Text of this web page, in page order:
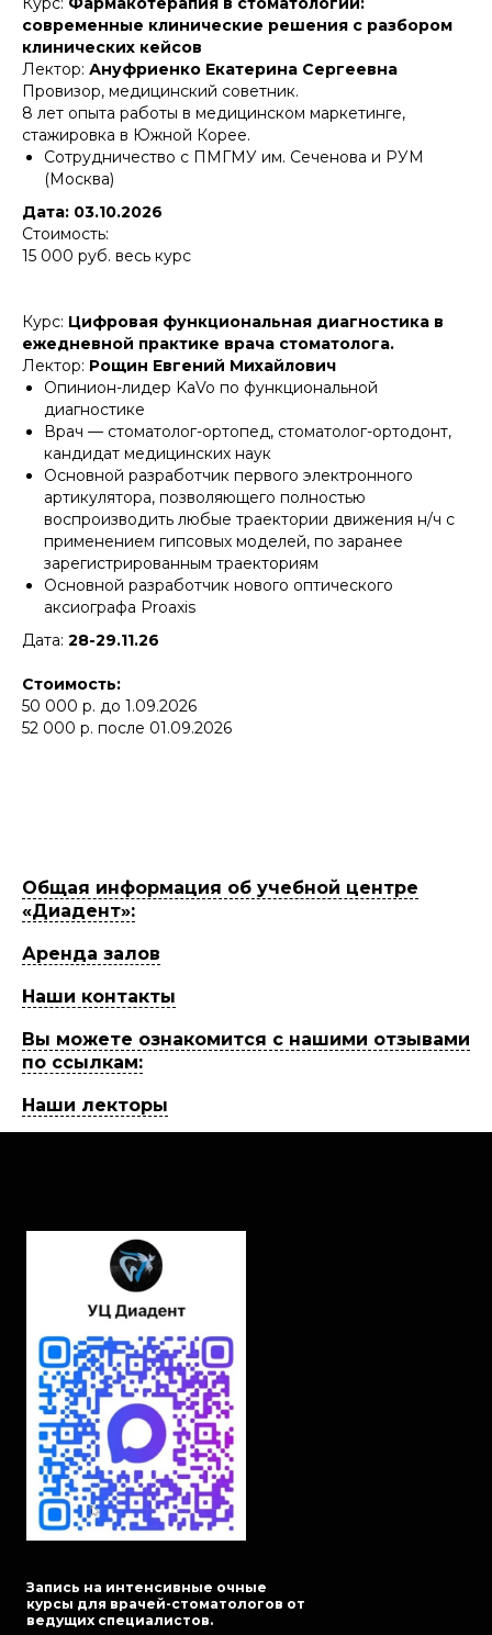
современные клинические решения с разбором
клинических кейсов
Лектор: Ануфриенко Екатерина Сергеевна
Провизор, медицинский советник.
8 лет опыта работы в медицинском маркетинге,
стажировка в Южной Корее.
Сотрудничество с ПМГМУ им. Сеченова и РУМ
(Москва)
Дата: 03.10.2026
Стоимость:
15 000 руб. весь курс
Курс: Цифровая функциональная диагностика в
ежедневной практике врача стоматолога.
Лектор: Рощин Евгений Михайлович
Опинион-лидер KaVo по функциональной
диагностике
Врач — стоматолог-ортопед, стоматолог-ортодонт,
кандидат медицинских наук
Основной разработчик первого электронного
артикулятора, позволяющего полностью
воспроизводить любые траектории движения н/ч с
применением гипсовых моделей, по заранее
зарегистрированным траекториям
Основной разработчик нового оптического
аксиографа Proaxis
Дата: 28-29.11.26
Стоимость:
50 000 р. до 1.09.2026
52 000 р. после 01.09.2026
Общая информация об учебной центре
«Диадент»:
Аренда залов
Наши контакты
Вы можете ознакомится с нашими отзывами
по ссылкам:
Наши лекторы
Запись на интенсивные очные
курсы для врачей-стоматологов от
ведущих специалистов.